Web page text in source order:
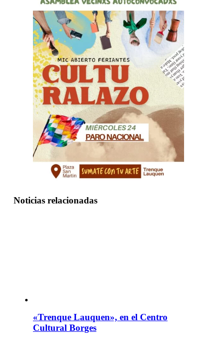
Noticias relacionadas
«Trenque Lauquen», en el Centro
Cultural Borges